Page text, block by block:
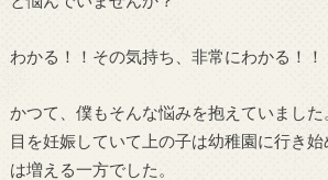
わかる！！その気持ち、非常にわかる！！
かつて、僕もそんな悩みを抱えていました
目を妊娠していて上の子は幼稚園に行き
は増える一方でした。